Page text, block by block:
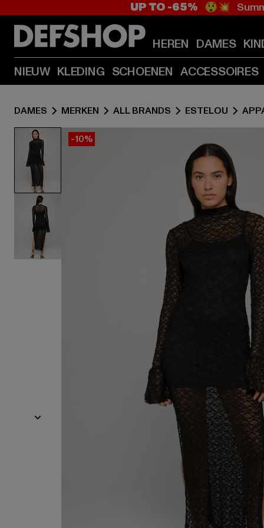
UP TO -65% 😲💥
HEREN DAMES
NIEUW KLEDING SCHOENEN ACCESSOIRES
DAMES MERKEN ALL BRANDS ESTELOU
-10%